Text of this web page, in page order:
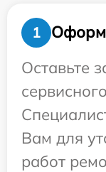
1
Оставьте
Вам для
работ